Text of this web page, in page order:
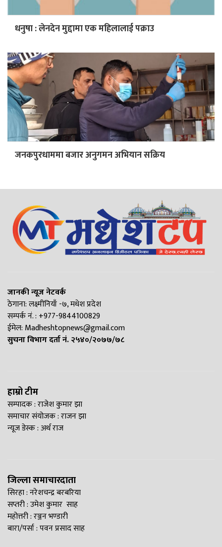
धनुषा : लेनदेन मुद्दामा एक महिलालाई पक्राउ
जनकपुरधाममा बजार अनुगमन अभियान सक्रिय
जानकी न्यूज नेटवर्क
ठेगाना: लक्ष्मीनियाँ -७, मधेश प्रदेश
सम्पर्क नं. : +977-9844100829
ईमेल: Madheshtopnews@gmail.com
सुचना विभाग दर्ता नं. २५४०/२०७७/७८
हाम्रो टीम
सम्पादक : राजेश कुमार झा
समाचार संयोजक : राजन झा
न्यूज डेस्क : अर्थ राज
जिल्ला समाचारदाता
सिरहा : नरेशचन्द्र बरबरिया
सप्तरी : उमेश कुमार साह
महोत्तरी : रञ्जन भण्डारी
बारा/पर्सा : पवन प्रसाद साह